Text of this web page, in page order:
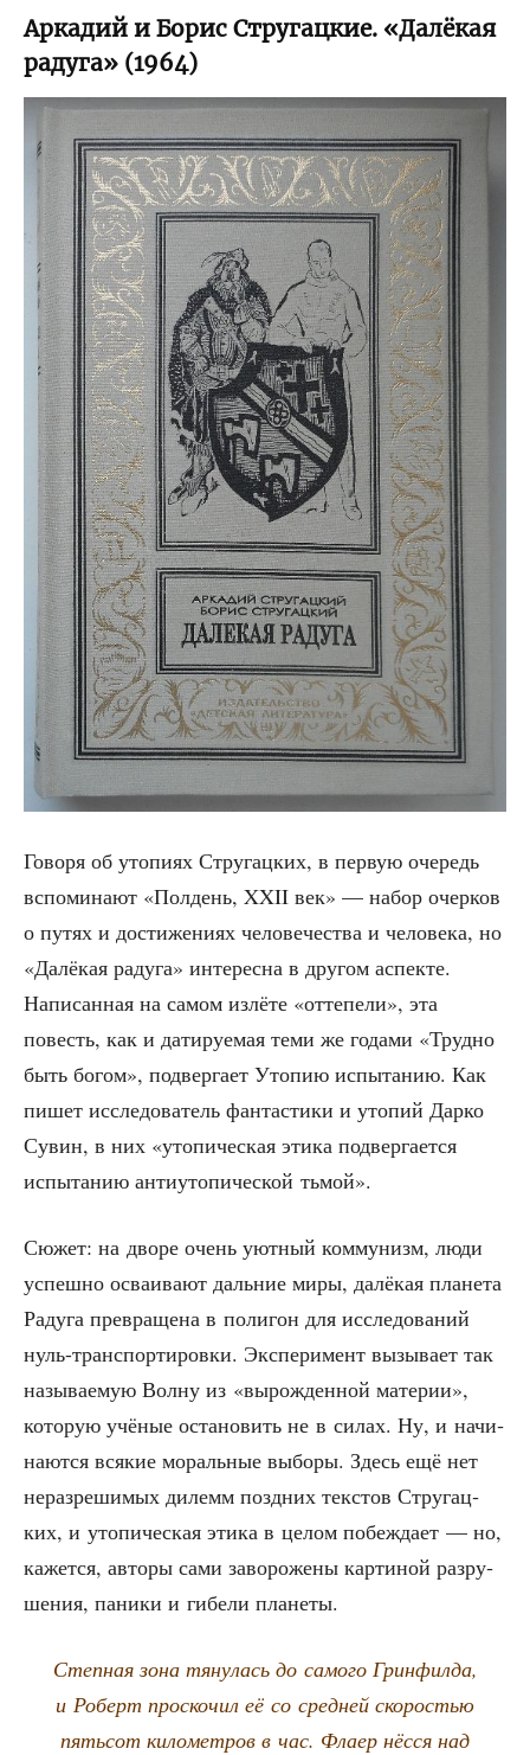
Аркадий и Борис Стругацкие. «Далёкая
радуга» (1964)
Гово­ря об уто­пи­ях Стру­гац­ких, в первую оче­редь
вспо­ми­на­ют «Пол­день, XXII век» — набор очер­ков
о путях и дости­же­ни­ях чело­ве­че­ства и чело­ве­ка, но
«Далё­кая раду­га» инте­рес­на в дру­гом аспек­те.
Напи­сан­ная на самом излё­те «отте­пе­ли», эта
повесть, как и дати­ру­е­мая теми же года­ми «Труд­но
быть богом», под­вер­га­ет Уто­пию испы­та­нию. Как
пишет иссле­до­ва­тель фан­та­сти­ки и уто­пий Дар­ко
Сувин, в них «уто­пи­че­ская эти­ка под­вер­га­ет­ся
испы­та­нию анти­уто­пи­че­ской тьмой».
Сюжет: на дво­ре очень уют­ный ком­му­низм, люди
успеш­но осва­и­ва­ют даль­ние миры, далё­кая пла­не­та
Раду­га пре­вра­ще­на в поли­гон для иссле­до­ва­ний
нуль-транс­пор­ти­ров­ки. Экс­пе­ри­мент вызы­ва­ет так
назы­ва­е­мую Вол­ну из «вырож­ден­ной мате­рии»,
кото­рую учё­ные оста­но­вить не в силах. Ну, и начи­
на­ют­ся вся­кие мораль­ные выбо­ры. Здесь ещё нет
нераз­ре­ши­мых дилемм позд­них тек­стов Стру­гац­
ких, и уто­пи­че­ская эти­ка в целом побеж­да­ет — но,
кажет­ся, авто­ры сами заво­ро­же­ны кар­ти­ной раз­ру­
ше­ния, пани­ки и гибе­ли планеты.
Степ­ная зона тяну­лась до само­го Грин­фил­да,
и Роберт про­ско­чил её со сред­ней ско­ро­стью
пять­сот кило­мет­ров в час. Фла­ер нёс­ся над